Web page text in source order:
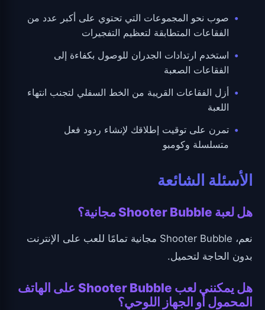
صوب نحو المجموعات التي تحتوي على أكبر عدد من
الفقاعات المتطابقة لتعظيم التفجيرات
استخدم ارتدادات الجدران للوصول بكفاءة إلى
الفقاعات الصعبة
أزل الفقاعات القريبة من الخط السفلي لتجنب انتهاء
اللعبة
تمرن على توقيت إطلاقك لإنشاء ردود فعل
متسلسلة وكومبو
الأسئلة الشائعة
هل لعبة Shooter Bubble مجانية؟
نعم، Shooter Bubble مجانية تمامًا للعب على الإنترنت
بدون الحاجة لتحميل.
هل يمكنني لعب Shooter Bubble على الهاتف
المحمول أو الجهاز اللوحي؟